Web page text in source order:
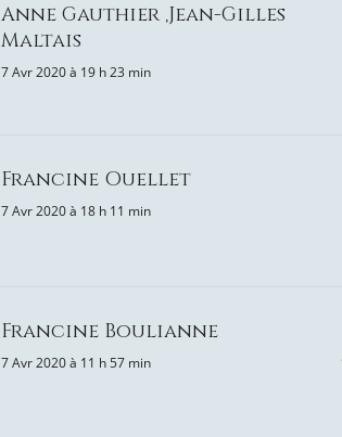
Anne Gauthier ,Jean-Gilles
Maltais
7 Avr 2020 à 19 h 23 min
Francine Ouellet
7 Avr 2020 à 18 h 11 min
Francine Boulianne
7 Avr 2020 à 11 h 57 min